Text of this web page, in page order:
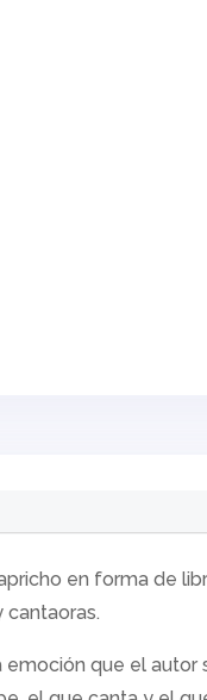
en forma de
que el autor